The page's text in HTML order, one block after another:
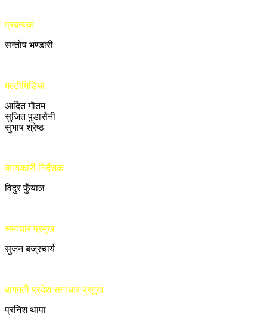
प्रबन्धक
सन्तोष भण्डारी
मल्टीमिडिया
आदित गौतम
सुजित पुडासैनी
सुभाष श्रेष्ठ
कार्यकारी निर्देशक
विदुर फुँयाल
समाचार प्रमुख
सुजन बज्रचार्य
बागमती प्रदेश समाचार प्रमुख
प्रनिश थापा